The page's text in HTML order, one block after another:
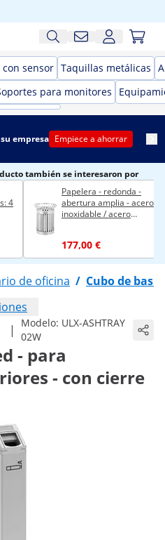
sensor Taquillas metálicas
para monitores
empresa Empiece a ahorrar
también se interesaron por
4
Papelera - redonda -
abertura amplia - acero
inoxidable / acero
177,00 €
de oficina / Cubo de
| Modelo: ULX-ASHTRAY
02W
- para
- con cierre